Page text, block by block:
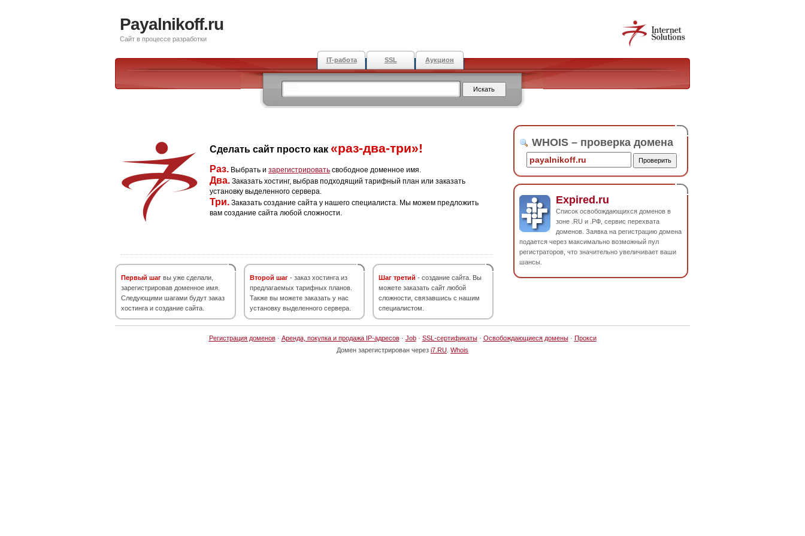
Payalnikoff.ru
Сайт в процессе разработки
IT-работа SSL Аукцион
Сделать сайт просто как «раз-два-три»!
Раз. Выбрать и зарегистрировать свободное доменное имя.
Два. Заказать хостинг, выбрав подходящий тарифный план или заказать
установку выделенного сервера.
Три. Заказать создание сайта у нашего специалиста. Мы можем предложить
вам создание сайта любой сложности.
Первый шаг вы уже сделали,
зарегистрировав доменное имя.
Следующими шагами будут заказ
хостинга и создание сайта.
Второй шаг - заказ хостинга из
предлагаемых тарифных планов.
Также вы можете заказать у нас
установку выделенного сервера.
Шаг третий - создание сайта. Вы
можете заказать сайт любой
сложности, связавшись с нашим
специалистом.
WHOIS – проверка домена
Expired.ru
Список освобождающихся доменов в
зоне .RU и .РФ, сервис перехвата
доменов. Заявка на регистрацию домена
подается через максимально возможный пул
регистраторов, что значительно увеличивает ваши
шансы.
Регистрация доменов· Аренда, покупка и продажа IP-адресов· Job· SSL-сертификаты· Освобождающиеся домены· Прокси
Домен зарегистрирован через i7.RU Whois